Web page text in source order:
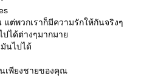
แต่พวกเราก็มีความรักให้กันจริงๆ
ปได้ต่างๆมากมา
นไปได้
นเพียงชายของคุณ